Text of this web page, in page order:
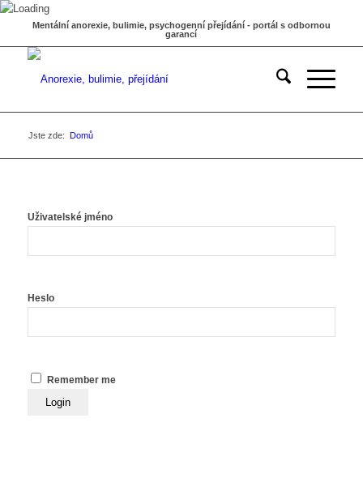
Mentální anorexie, bulimie, psychogenní přejídání - portál s odbornou
garancí
Jste zde: Domů
Uživatelské jméno
Heslo
Remember me